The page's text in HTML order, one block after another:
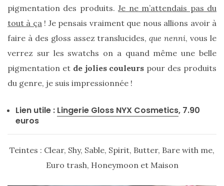
plus
pigmentation des produits.Je ne m’attendais pas du
tout à ça ! Je pensais vraiment que nous allions avoir à
faire à des gloss assez translucides,que nenni, vous le
verrez sur les swatchs on a quand même une belle
pigmentation et de jolies couleurs pour des produits
du genre, je suis impressionnée !
Lien utile : Lingerie Gloss NYX Cosmetics, 7.90
euros
Teintes : Clear, Shy, Sable, Spirit, Butter, Bare with me,
Euro trash, Honeymoon et Maison